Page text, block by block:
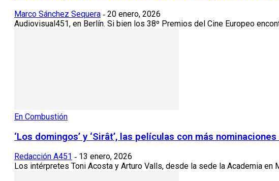
Marco Sánchez Sequera - 20 enero, 2026
Audiovisual451, en Berlín. Si bien los 38º Premios del Cine Europeo
En Combustión
‘Los domingos’ y ‘Sirât’, las películas con más
Redacción A451 - 13 enero, 2026
Los intérpretes Toni Acosta y Arturo Valls, desde la sede la Academia en